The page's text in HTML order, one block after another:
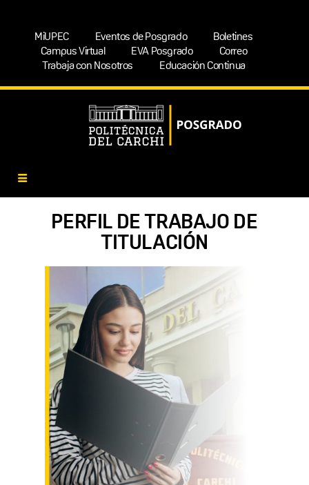
MiUPEC Eventos de Posgrado
Boletines
Campus Virtual
EVA Posgrado
Correo
Trabaja con Nosotros
Educación Continua
PERFIL DE TRABAJO DE
TITULACIÓN